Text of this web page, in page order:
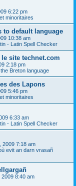
6:22 pm
minoritaires
to default language
10:38 am
- Latin Spell Checker
site technet.com
2:18 pm
Breton language
des Lapons
5:46 pm
minoritaires
6:33 am
- Latin Spell Checker
2009 7:18 am
evit an darn vrasañ
2009 8:40 am